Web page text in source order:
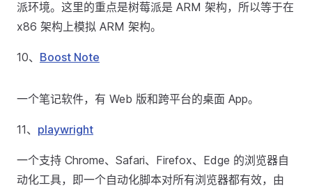
派环境。这里的重点是树莓派是 ARM 架构，所以等于在
x86 架构上模拟 ARM 架构。
10、 Boost Note
一个笔记软件，有 Web 版和跨平台的桌面 App。
11、 playwright
一个支持 Chrome、Safari、Firefox、Edge 的浏览器自
动化工具，即一个自动化脚本对所有浏览器都有效，由